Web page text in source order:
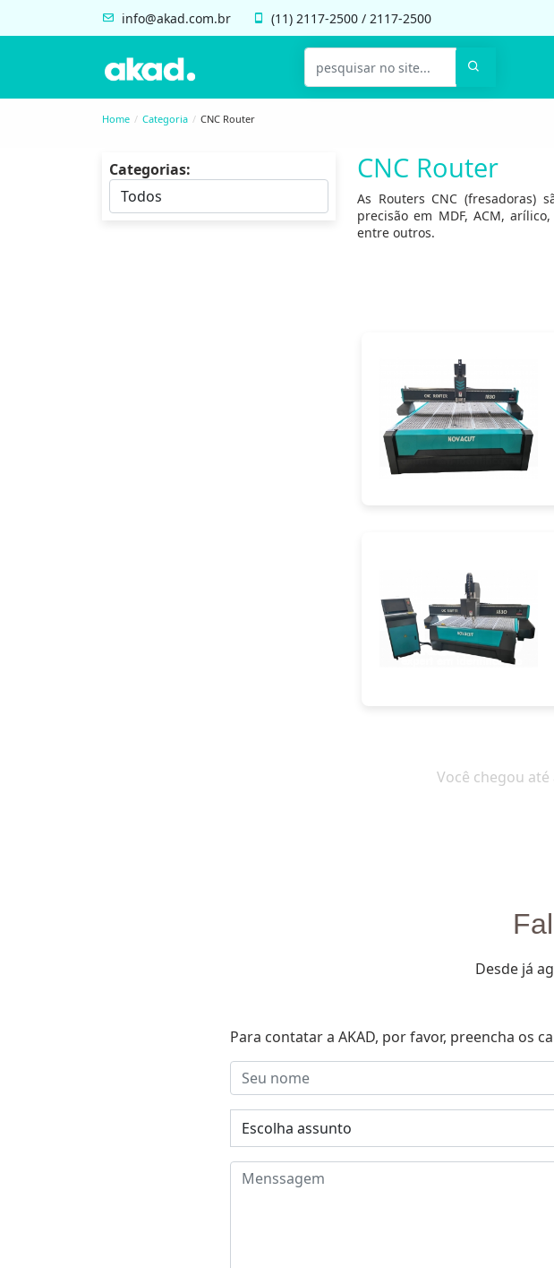
info@akad.com.br (11) 2117-2500 / 2117-2500
Home Categoria CNC Router
Categorias: CNC Router
As Routers CNC (fresadoras)
precisão em MDF, ACM,
entre outros.
Você chegou
Desde já
Para contatar a AKAD, por favor, preencha os